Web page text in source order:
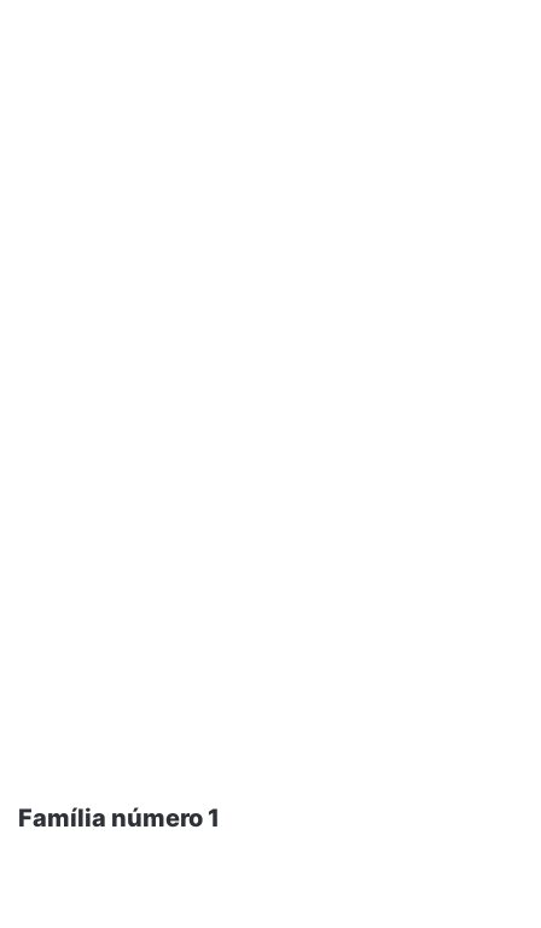
Família número 1